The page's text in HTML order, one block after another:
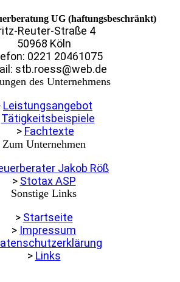
UG (haftungsbeschränkt)
Reuter-Straße 4
50968 Köln
0221 20461075
stb.roess@web.de
des Unternehmens
Leistungsangebot
Tätigkeitsbeispiele
> Fachtexte
Zum Unternehmen
Jakob Röß
> Stotax ASP
Sonstige Links
> Startseite
> Impressum
> Links